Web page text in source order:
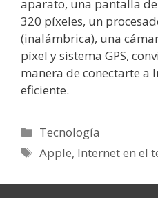
aparato, una pantalla
320 píxeles, un
(inalámbrica), una
píxel y sistema GPS,
manera de conectarte a
eficiente.
Categorías
Tecnología
Etiquetas
Apple, Internet en el